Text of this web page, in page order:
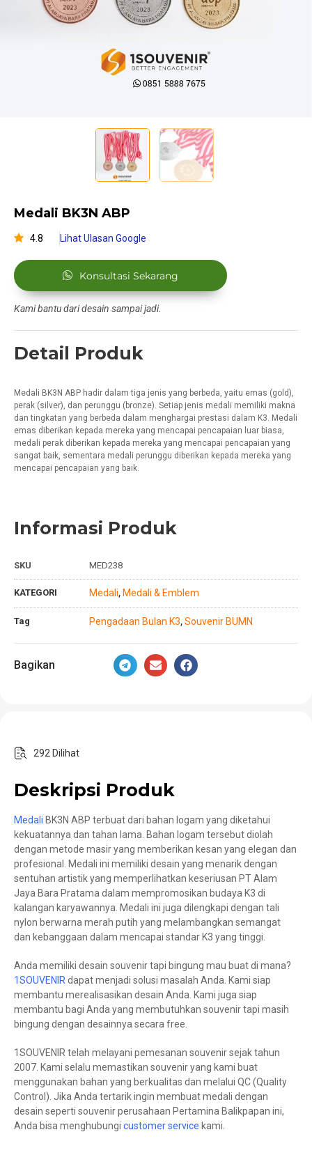
Medali BK3N ABP
4.8 Lihat Ulasan Google
Konsultasi Sekarang
Kami bantu dari desain sampai jadi.
Detail Produk
Medali BK3N ABP hadir dalam tiga jenis yang berbeda, yaitu emas (gold),
perak (silver), dan perunggu (bronze). Setiap jenis medali memiliki makna
dan tingkatan yang berbeda dalam menghargai prestasi dalam K3. Medali
emas diberikan kepada mereka yang mencapai pencapaian luar biasa,
medali perak diberikan kepada mereka yang mencapai pencapaian yang
sangat baik, sementara medali perunggu diberikan kepada mereka yang
mencapai pencapaian yang baik.
Informasi Produk
SKU MED238
KATEGORI Medali, Medali & Emblem
Tag Pengadaan Bulan K3, Souvenir BUMN
Bagikan
292 Dilihat
Deskripsi Produk
Medali BK3N ABP terbuat dari bahan logam yang diketahui
kekuatannya dan tahan lama. Bahan logam tersebut diolah
dengan metode masir yang memberikan kesan yang elegan dan
profesional. Medali ini memiliki desain yang menarik dengan
sentuhan artistik yang memperlihatkan keseriusan PT Alam
Jaya Bara Pratama dalam mempromosikan budaya K3 di
kalangan karyawannya. Medali ini juga dilengkapi dengan tali
nylon berwarna merah putih yang melambangkan semangat
dan kebanggaan dalam mencapai standar K3 yang tinggi.
Anda memiliki desain souvenir tapi bingung mau buat di mana?
1SOUVENIR dapat menjadi solusi masalah Anda. Kami siap
membantu merealisasikan desain Anda. Kami juga siap
membantu bagi Anda yang membutuhkan souvenir tapi masih
bingung dengan desainnya secara free.
1SOUVENIR telah melayani pemesanan souvenir sejak tahun
2007. Kami selalu memastikan souvenir yang kami buat
menggunakan bahan yang berkualitas dan melalui QC (Quality
Control). Jika Anda tertarik ingin membuat medali dengan
desain seperti souvenir perusahaan Pertamina Balikpapan ini,
Anda bisa menghubungi customer service kami.